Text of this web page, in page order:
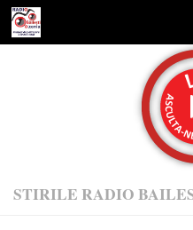
Skip to content
STIRILE RADIO